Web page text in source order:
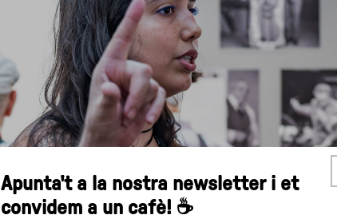
Apunta't a la nostra newsletter i et
convidem a un cafè! ☕